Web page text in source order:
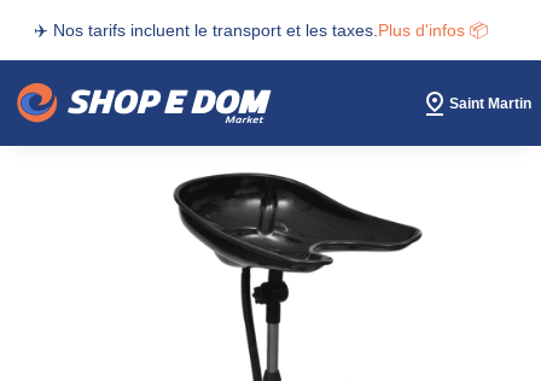
✈️ Nos tarifs incluent le transport et les taxes. Plus d'infos 📦
Saint Martin